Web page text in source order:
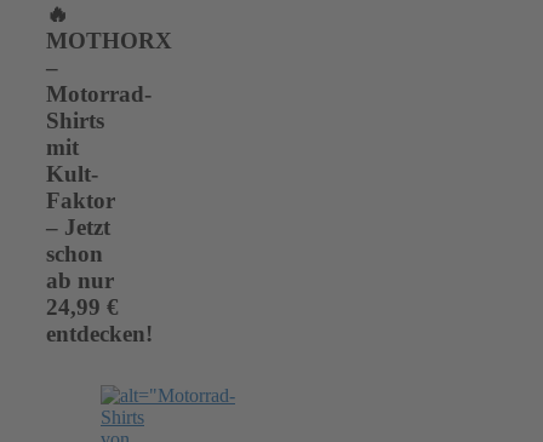
🔥
MOTHORX
–
Motorrad-
Shirts
mit
Kult-
Faktor
– Jetzt
schon
ab nur
24,99 €
entdecken!